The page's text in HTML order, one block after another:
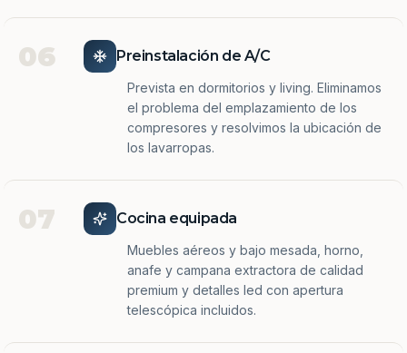
06 Preinstalación de A/C
Prevista en dormitorios y living. Eliminamos
el problema del emplazamiento de los
compresores y resolvimos la ubicación de
los lavarropas.
07 Cocina equipada
Muebles aéreos y bajo mesada, horno,
anafe y campana extractora de calidad
premium y detalles led con apertura
telescópica incluidos.